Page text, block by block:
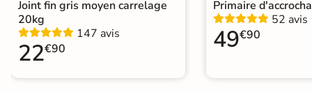
Joint fin gris moyen carrelage
20kg
147 avis
22€90
Primaire
52 avis
49€90